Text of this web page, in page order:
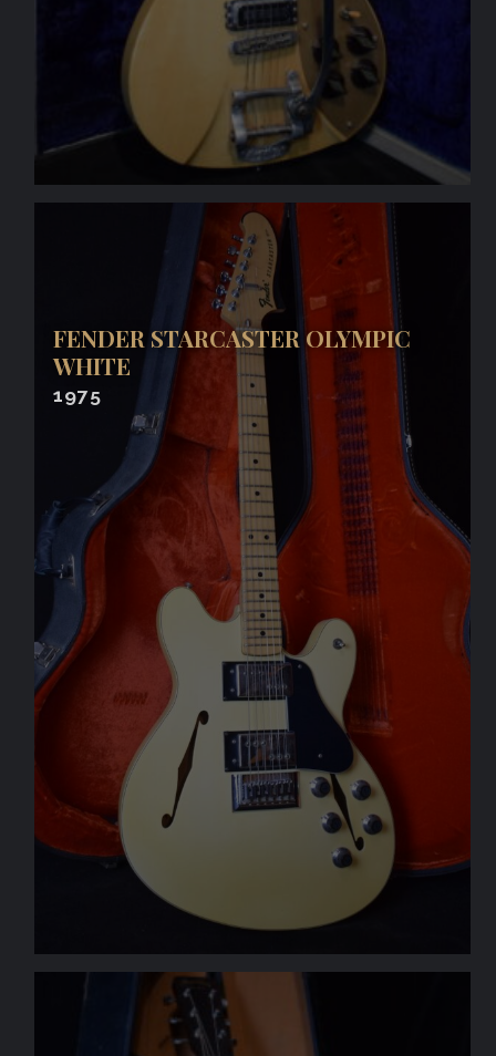
FENDER STARCASTER OLYMPIC
WHITE
1975